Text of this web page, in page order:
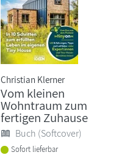
Christian Klerner
Vom kleinen
Wohntraum zum
fertigen Zuhause
Buch (Softcover)
Sofort lieferbar